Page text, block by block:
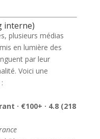
interne)
plusieurs médias
en lumière des
par leur
Voici une
· €100+ · 4.8 (218